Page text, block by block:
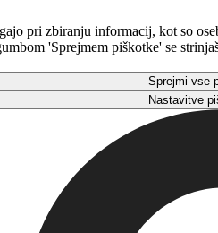
pri zbiranju informacij, kot so
'Sprejmem piškotke' se
Sprejmi vse
Nastavitve